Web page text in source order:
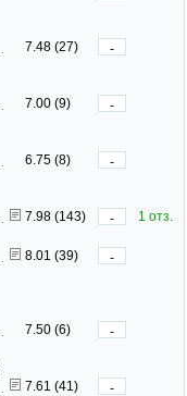
7.48 (27)
-
7.00 (9)
-
6.75 (8)
-
7.98 (143) -
1 отз.
8.01 (39)
-
7.50 (6)
-
7.61 (41)
-